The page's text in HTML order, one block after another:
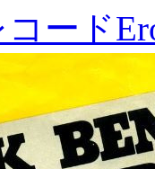
ード